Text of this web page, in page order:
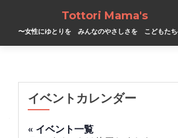
Tottori Mama's
〜女性にゆとりを みんなのやさしさを こどもた
イベントカレンダー
« イベント一覧